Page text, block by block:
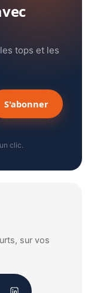
tops et les
S'abonner
clic.
sur vos